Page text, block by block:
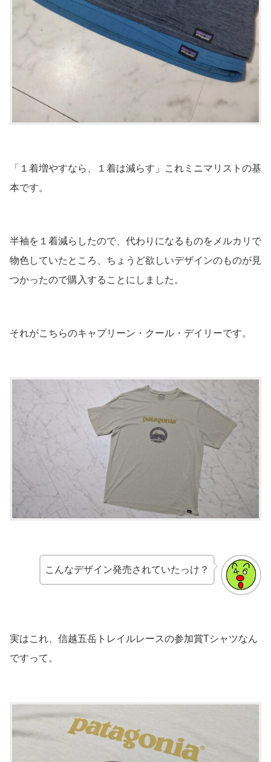
「１着増やすなら、１着は減らす」これミニマリストの基
本です。
半袖を１着減らしたので、代わりになるものをメルカリで
物色していたところ、ちょうど欲しいデザインのものが見
つかったので購入することにしました。
それがこちらのキャプリーン・クール・デイリーです。
こんなデザイン発売されていたっけ？
実はこれ、信越五岳トレイルレースの参加賞Tシャツなん
ですって。